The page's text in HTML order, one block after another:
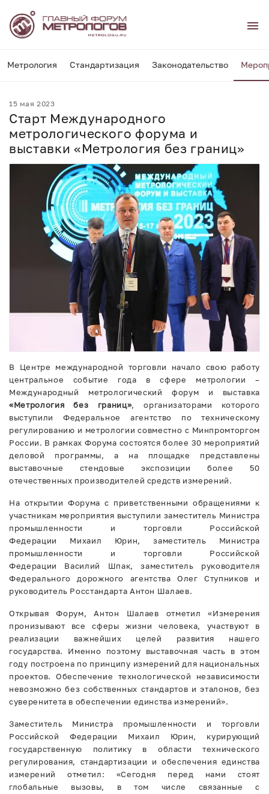
Метрология Стандартизация Законодательство
15 мая 2023
Старт Международного
метрологического форума и
выставки «Метрология без границ»
В Центре международной торговли начало свою работу
центральное событие года в сфере метрологии –
Международный метрологический форум и выставка
«Метрология без границ», организаторами которого
выступили Федеральное агентство по техническому
регулированию и метрологии совместно с Минпромторгом
России. В рамках Форума состоятся более 30 мероприятий
деловой программы, а на площадке представлены
выставочные стендовые экспозиции более 50
отечественных производителей средств измерений.
На открытии Форума с приветственными обращениями к
участникам мероприятия выступили заместитель Министра
промышленности и торговли Российской
Федерации Михаил Юрин, заместитель Министра
промышленности и торговли Российской
Федерации Василий Шпак, заместитель руководителя
Федерального дорожного агентства Олег Ступников и
руководитель Росстандарта Антон Шалаев.
Открывая Форум, Антон Шалаев отметил «Измерения
пронизывают все сферы жизни человека, участвуют в
реализации важнейших целей развития нашего
государства. Именно поэтому выставочная часть в этом
году построена по принципу измерений для национальных
проектов. Обеспечение технологической независимости
невозможно без собственных стандартов и эталонов, без
суверенитета в обеспечении единства измерений».
Заместитель Министра промышленности и торговли
Российской Федерации Михаил Юрин, курирующий
государственную политику в области технического
регулирования, стандартизации и обеспечения единства
измерений отметил: «Сегодня перед нами стоят
глобальные вызовы, в том числе связанные с